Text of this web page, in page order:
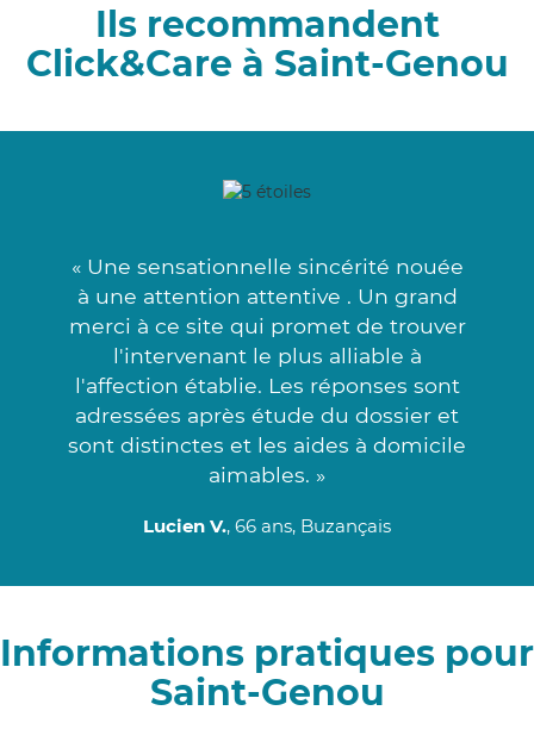
Ils recommandent
Click&Care à Saint-Genou
« Une sensationnelle sincérité nouée
à une attention attentive . Un grand
merci à ce site qui promet de trouver
l'intervenant le plus alliable à
l'affection établie. Les réponses sont
adressées après étude du dossier et
sont distinctes et les aides à domicile
aimables. »
Lucien V., 66 ans, Buzançais
Informations pratiques pour
Saint-Genou